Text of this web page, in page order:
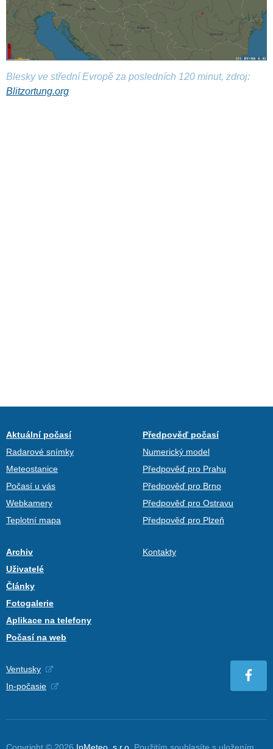
Blesky ve střední Evropě za posledních 120 minut, zdroj:
Blitzortung.org
Aktuální počasí
Radarové snímky
Meteostanice
Počasí u vás
Webkamery
Teplotní mapa
Předpověď počasí
Numerický model
Předpověď pro Prahu
Předpověď pro Brno
Předpověď pro Ostravu
Předpověď pro Plzeň
Archiv
Uživatelé
Články
Fotogalerie
Aplikace na telefony
Počasí na web
Kontakty
Ventusky
In-počasie
Copyright © 2026 InMeteo, s.r.o. Použitím souhlasíte s uložením